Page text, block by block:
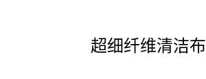
超细纤维清洁布